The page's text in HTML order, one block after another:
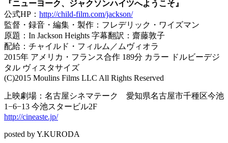
『ニューヨーク、ジャクソンハイツへようこそ』
公式HP： http://child-film.com/jackson/
監督・録音・編集・製作：フレデリック・ワイズマン
原題：In Jackson Heights 字幕翻訳：齋藤敦子
配給：チャイルド・フィルム／ムヴィオラ
2015年 アメリカ・フランス合作 189分 カラー ドルビーデジ
タル ヴィスタサイズ
(C)2015 Moulins Films LLC All Rights Reserved
上映劇場：名古屋シネマテーク 愛知県名古屋市千種区今池
1−6−13 今池スタービル2F
http://cineaste.jp/
posted by Y.KURODA